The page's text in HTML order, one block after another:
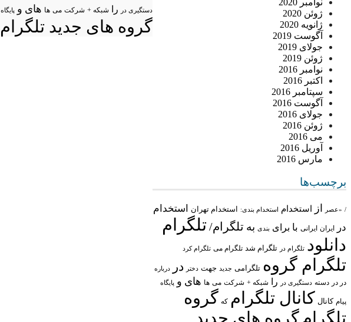
نوامبر 2020
ژوئن 2020
ژانویه 2020
آگوست 2019
جولای 2019
ژوئن 2019
نوامبر 2016
اکتبر 2016
سپتامبر 2016
آگوست 2016
جولای 2016
ژوئن 2016
می 2016
آوریل 2016
مارس 2016
برچسب‌ها
/ «عصر از استخدام استخدام بندی: استخدام تهران
استخدام
در
ایران ایرانی با برای بندی به تلگرام/ تلگرام
دانلود تلگرام در تلگرام شد تلگرام می تلگرام کرد
تلگرام گروه تلگرامی جدید جهت دختر در درباره
در در دسته دستگیری در را شبکه + شرکت می ها های و پایگاه
پیام کانال کانال تلگرام که گروه
تلگرام گروه های جدید
دستگیری در را شبکه + شرکت می ها های و پایگاه
گروه های جدید تلگرام